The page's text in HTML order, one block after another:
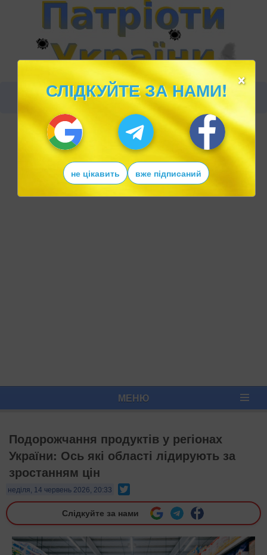
МЕНЮ
Подорожчання продуктів у регіонах
України: Ось які області лідирують за
зростанням цін
неділя, 14 червень 2026, 20:33
Слідкуйте за нами
×
СЛІДКУЙТЕ ЗА НАМИ!
не цікавить вже підписаний